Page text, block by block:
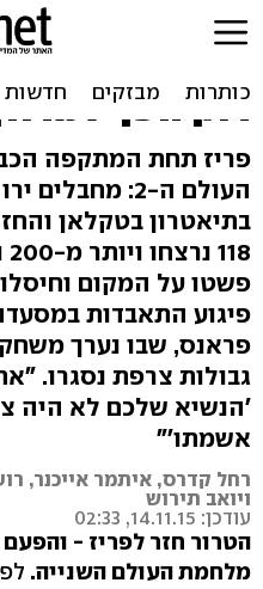
נרצחו,
רוק הפך
פריז תחת המתקפה
העולם ה-2:
בתיאטרון בטקלאן
פשטו על המקום
פיגוע התאבדות
פראנס, שבו נערך משחק
גבולות צרפת נסגרו.
'הנשיא שלכם לא היה
אשמתו'"
רחל קדרס, איתמר אייכנר,
ויואב תירוש
עודכן: 14.11.15, 02:33
הטרור חזר לפריז -
מלחמת העולם השנייה.